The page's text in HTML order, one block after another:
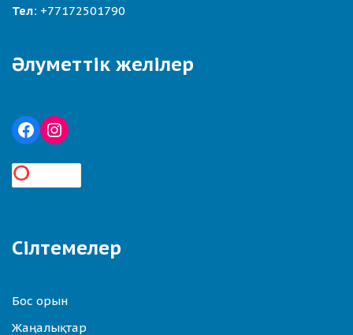
Тел: +77172501790
Әлуметтік желілер
Сілтемелер
Бос орын
Жаңалықтар